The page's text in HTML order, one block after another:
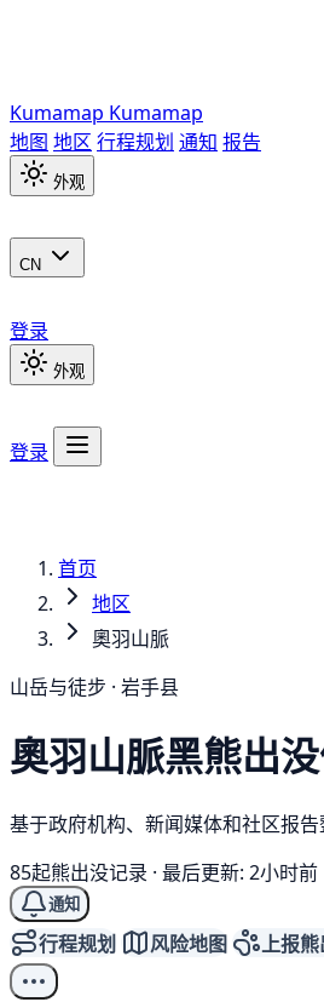
Kumamap Kumamap
地图 地区 行程规划 通知 报告
外观
CN
登录
外观
登录
首页
地区
奧羽山脈
山岳与徒步 · 岩手县
奧羽山脈黑熊出
基于政府机构、新闻媒体和社区报告
85起熊出没记录 · 最后更新: 2小时前
通知
行程规划 风险地图 上报